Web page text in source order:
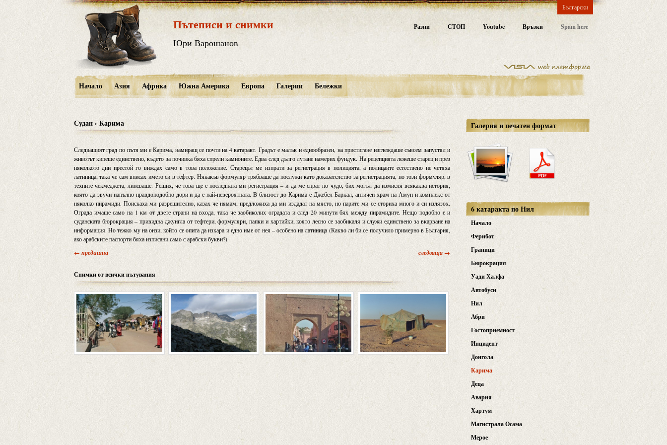
Български
Пътеписи и снимки
Юри Варошанов
Разни СТОП Youtube Връзки Spam here
Начало Азия Африка Южна Америка Европа Галерии Бележки
Галерия и печатен формат
6 катаракта по Нил
Начало
Ферибот
Граници
Бюрокрация
Уади Халфа
Автобуси
Нил
Абри
Гостоприемност
Инцидент
Донгола
Карима
Деца
Авария
Хартум
Магистрала Осама
Мерое
Судан › Карима
Следващият град по пътя ми е Карима, намиращ се почти на 4 катаракт. Градът е малък и еднообразен, на пристигане изглеждаше съвсем запустял и
животът кипеше единствено, където за почивка бяха спрели камионите. Едва след дълго лутане намерих фундук. На рецепцията лежеше старец и през
няколкото дни престой го виждах само в това положение. Старецът ме изпрати за регистрация в полицията, а полицаите естествено не четяха
латиница, така че сам вписах името си в тефтер. Някакъв формуляр трябваше да послужи като доказателство за регистрацията, но този формуляр, в
техните чекмеджета, липсваше. Реших, че това ще е последната ми регистрация – и да ме спрат по чудо, бих могъл да измисля всякаква история,
която да звучи напълно правдоподобно дори и да е най-невероятната. В близост до Карима е Джебел Баркал, античен храм на Амун и комплекс от
няколко пирамиди. Поискаха ми разрешително, казах че нямам, предложиха да ми издадат на място, но парите ми се сториха много и си излязох.
Ограда имаше само на 1 км от двете страни на входа, така че заобиколих оградата и след 20 минути бях между пирамидите. Нещо подобно е и
суданската бюрокрация – привидна джунгла от тефтери, формуляри, папки и хартийки, която лесно се заобикаля и служи единствено за вкарване на
информация. Но тежко му на онзи, който се опита да изкара и едно име от нея – особено на латиница (Какво ли би се получило примерно в България,
ако арабските паспорти бяха изписани само с арабски букви?)
← предишна следваща →
Снимки от всички пътувания